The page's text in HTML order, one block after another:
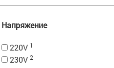
Напряжение
220V 1
230V 2